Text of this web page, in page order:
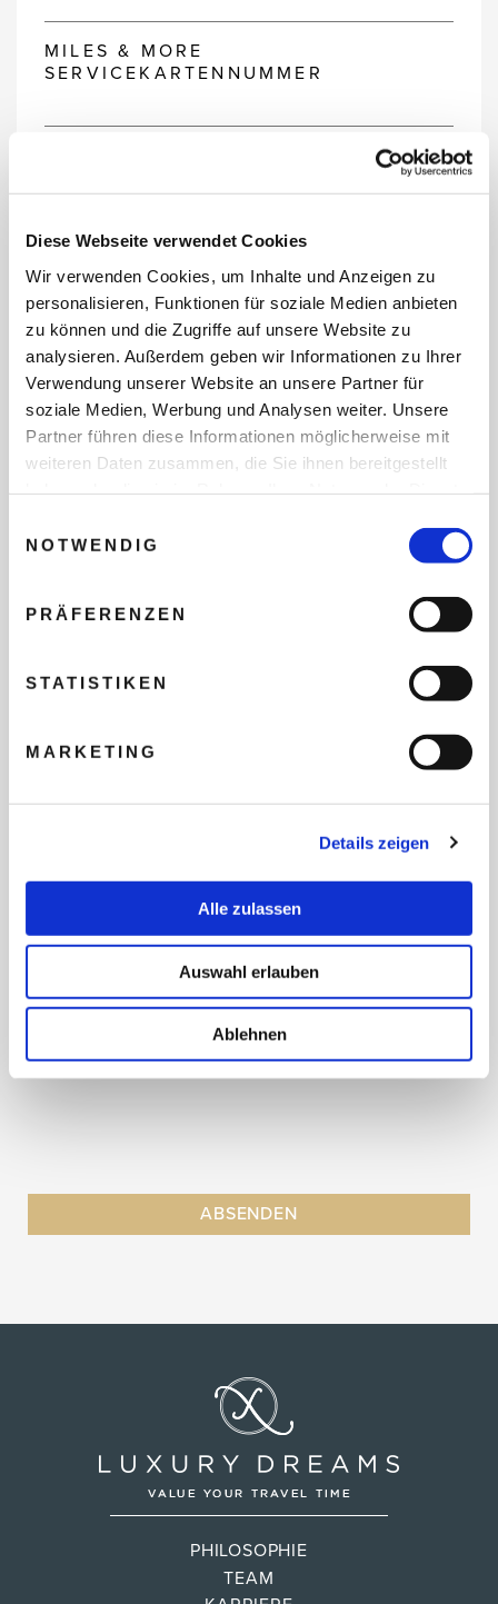
Diese Webseite verwendet Cookies
Wir verwenden Cookies, um Inhalte und Anzeigen zu
personalisieren, Funktionen für soziale Medien anbieten
zu können und die Zugriffe auf unsere Website zu
analysieren. Außerdem geben wir Informationen zu Ihrer
Verwendung unserer Website an unsere Partner für
soziale Medien, Werbung und Analysen weiter. Unsere
Partner führen diese Informationen möglicherweise mit
weiteren Daten zusammen, die Sie ihnen bereitgestellt
NOTWENDIG
PRÄFERENZEN
STATISTIKEN
MARKETING
Details zeigen
Alle zulassen
Auswahl erlauben
Ablehnen
MILES & MORE
SERVICEKARTENNUMMER
REISEZEITRAUM
ANZAHL ERWACHSENE
TEILNEHMER
FLUG GEWÜNSCHT
PRÄFERIERTER ABFLUGHAFEN
FRAGEN UND WÜNSCHE
PHILOSOPHIE
TEAM